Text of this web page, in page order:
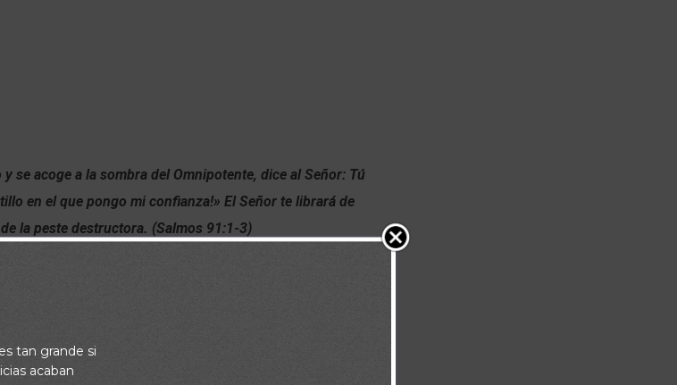
se acoge a la sombra del Omnipotente, dice al Señor: Tú
en el que pongo mi confianza!» El Señor te librará de
la peste destructora. (Salmos 91:1-3)
tan grande si
acaban